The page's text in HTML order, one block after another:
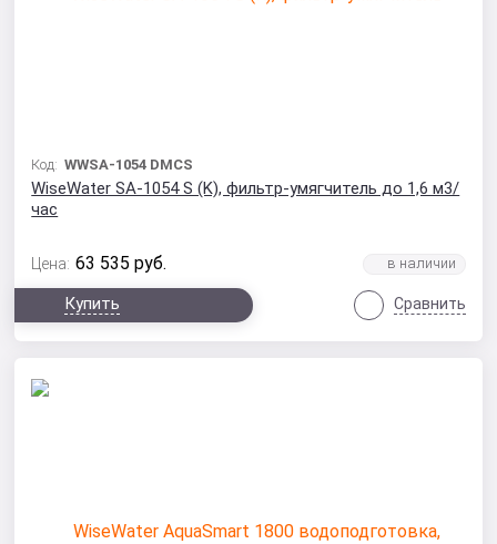
Код:WWSA-1054 DMCS
WiseWater SA-1054 S (K), фильтр-умягчитель до 1,6 м3/
час
Цена: 63 535 руб.
Купить Сравнить